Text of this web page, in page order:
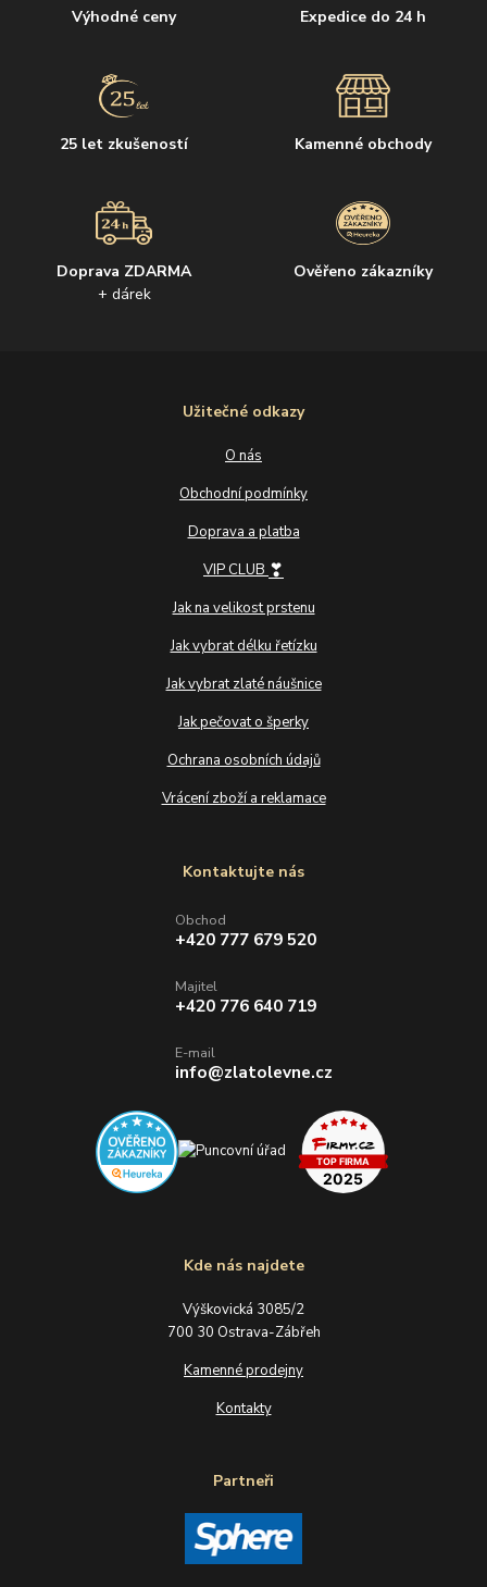
Výhodné ceny Expedice do 24 h
25 let zkušeností Kamenné obchody
Doprava ZDARMA
+ dárek
Ověřeno zákazníky
Užitečné odkazy
O nás
Obchodní podmínky
Doprava a platba
VIP CLUB ❣
Jak na velikost prstenu
Jak vybrat délku řetízku
Jak vybrat zlaté náušnice
Jak pečovat o šperky
Ochrana osobních údajů
Vrácení zboží a reklamace
Kde nás najdete
Výškovická 3085/2
700 30 Ostrava-Zábřeh
Kamenné prodejny
Kontakty
Partneři
Kontaktujte nás
Obchod
+420 777 679 520
Majitel
+420 776 640 719
E-mail
info@zlatolevne.cz